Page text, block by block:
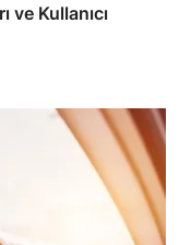
ve Kullanıcı